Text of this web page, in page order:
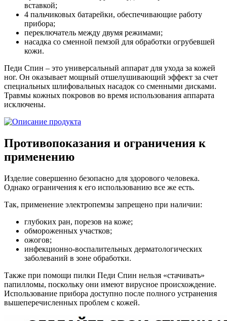
вставкой;
4 пальчиковых батарейки, обеспечивающие работу
прибора;
переключатель между двумя режимами;
насадка со сменной пемзой для обработки огрубевшей
кожи.
Педи Спин – это универсальный аппарат для ухода за кожей
ног. Он оказывает мощный отшелушивающий эффект за счет
специальных шлифовальных насадок со сменными дисками.
Травмы кожных покровов во время использования аппарата
исключены.
Противопоказания и ограничения к
применению
Изделие совершенно безопасно для здорового человека.
Однако ограничения к его использованию все же есть.
Так, применение электропемзы запрещено при наличии:
глубоких ран, порезов на коже;
обмороженных участков;
ожогов;
инфекционно-воспалительных дерматологических
заболеваний в зоне обработки.
Также при помощи пилки Педи Спин нельзя «стачивать»
папилломы, поскольку они имеют вирусное происхождение.
Использование прибора доступно после полного устранения
вышеперечисленных проблем с кожей.